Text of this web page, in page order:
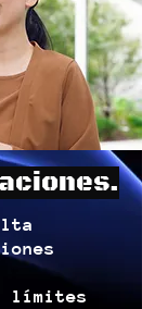
límites